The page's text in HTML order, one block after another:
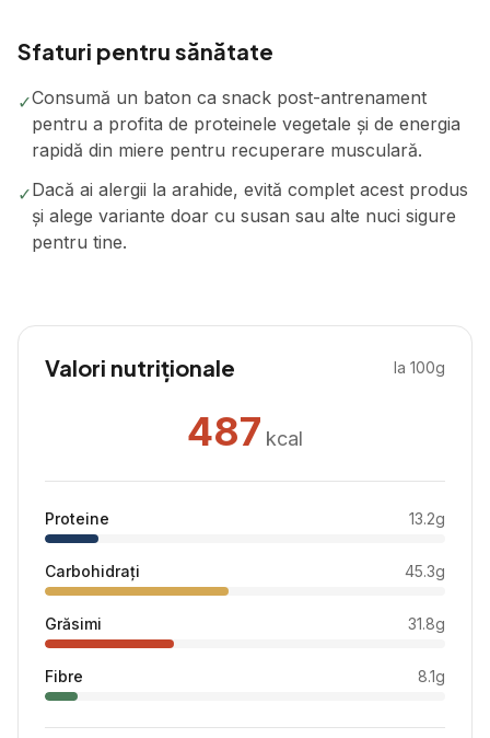
Sfaturi pentru sănătate
✓Consumă un baton ca snack post-antrenament
pentru a profita de proteinele vegetale și de energia
rapidă din miere pentru recuperare musculară.
✓Dacă ai alergii la arahide, evită complet acest produs
și alege variante doar cu susan sau alte nuci sigure
pentru tine.
Valori nutriționale la 100g
487 kcal
Proteine 13.2g
Carbohidrați 45.3g
Grăsimi 31.8g
Fibre 8.1g